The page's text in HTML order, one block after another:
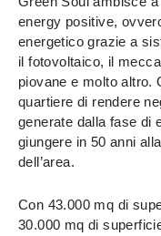
energy positive,
energetico grazie a
il fotovoltaico, il
piovane e molto altro.
quartiere di rendere
generate dalla fase di
giungere in 50 anni
dell’area.
Con 43.000 mq di
30.000 mq di